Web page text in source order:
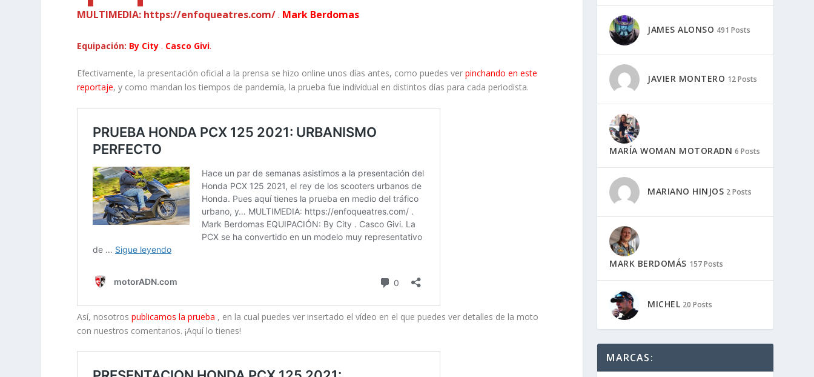
MULTIMEDIA: https://enfoqueatres.com/. Mark Berdomas
Equipación: By City . Casco Givi.
Efectivamente, la presentación oficial a la prensa se hizo online unos días antes, como puedes verpinchando en este
reportaje, y como mandan los tiempos de pandemia, la prueba fue individual en distintos días para cada periodista.
Así, nosotrospublicamos la prueba , en la cual puedes ver insertado el vídeo en el que puedes ver detalles de la moto
con nuestros comentarios. ¡Aquí lo tienes!
JAMES ALONSO 491 Posts
JAVIER MONTERO 12 Posts
MARÍA WOMAN MOTORADN 6 Posts
MARIANO HINJOS 2 Posts
MARK BERDOMÁS 157 Posts
MICHEL 20 Posts
MARCAS: